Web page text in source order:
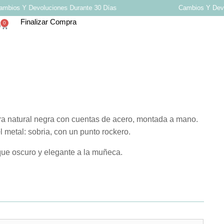
Y Devoluciones Durante 30 Días Cambios Y
0 Finalizar Compra
natural negra con cuentas de acero, montada a mano.
metal: sobria, con un punto rockero.
oscuro y elegante a la muñeca.